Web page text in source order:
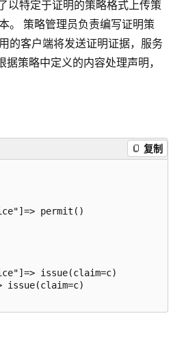
特定于证明的策略格式上传策
。 策略管理员负责编写证明策
的客户端将发送证明证据，服务
策略中定义的内容处理声明，
复制
permit()
issue(claim=c)
issue(claim=c)